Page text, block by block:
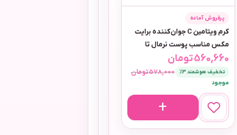
پرفروش آماده
کرم ویتامین C جوان‌کننده برایت
مکس مناسب پوست نرمال تا
خشک
578,000تومان
560,660تومان
تخفیف هوشمند 3٪
موجود